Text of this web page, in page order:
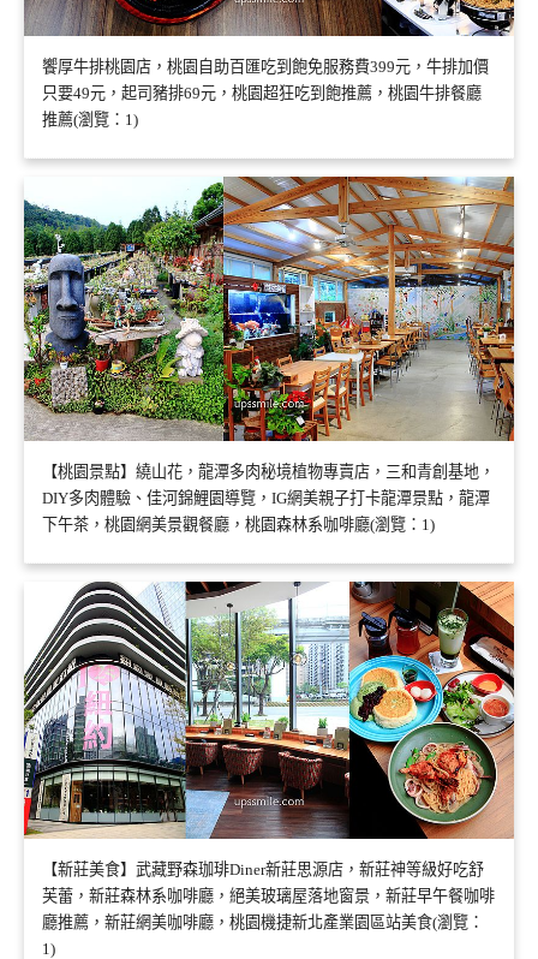
饗厚牛排桃園店，桃園自助百匯吃到飽免服務費399元，牛排加價
只要49元，起司豬排69元，桃園超狂吃到飽推薦，桃園牛排餐廳
推薦(瀏覽：1)
【桃園景點】繞山花，龍潭多肉秘境植物專賣店，三和青創基地，
DIY多肉體驗、佳河錦鯉園導覽，IG網美親子打卡龍潭景點，龍潭
下午茶，桃園網美景觀餐廳，桃園森林系咖啡廳(瀏覽：1)
【新莊美食】武藏野森珈琲Diner新莊思源店，新莊神等級好吃舒
芙蕾，新莊森林系咖啡廳，絕美玻璃屋落地窗景，新莊早午餐咖啡
廳推薦，新莊網美咖啡廳，桃園機捷新北產業園區站美食(瀏覽：
1)